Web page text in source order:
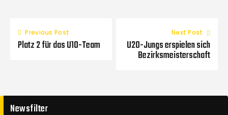
Previous Post
Platz 2 für das U10-Team
Next Post
U20-Jungs erspielen sich
Bezirksmeisterschaft
Newsfilter